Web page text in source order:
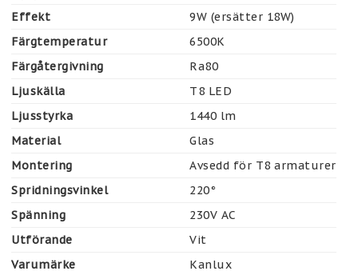
Effekt
9W (ersätter 18W)
Färgtemperatur
6500K
Färgåtergivning
Ra80
Ljuskälla
T8 LED
Ljusstyrka
1440 lm
Material
Glas
Montering
Avsedd för T8 armaturer
Spridningsvinkel
220°
Spänning
230V AC
Utförande
Vit
Varumärke
Kanlux